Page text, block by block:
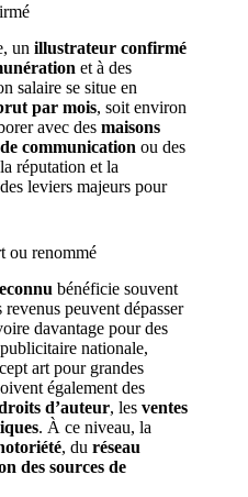
un illustrateur confirmé
et à des
salaire se situe en
par mois, soit environ
avec des maisons
communication ou des
réputation et la
leviers majeurs pour
ou renommé
bénéficie souvent
revenus peuvent dépasser
davantage pour des
nationale,
art pour grandes
également des
d’auteur, les ventes
. À ce niveau, la
, du réseau
des sources de